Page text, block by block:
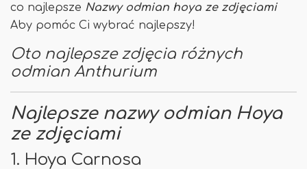
co najlepsze Nazwy odmian hoya ze zdjęciami
Aby pomóc Ci wybrać najlepszy!
Oto najlepsze zdjęcia różnych
odmian Anthurium
Najlepsze nazwy odmian Hoya
ze zdjęciami
1. Hoya Carnosa